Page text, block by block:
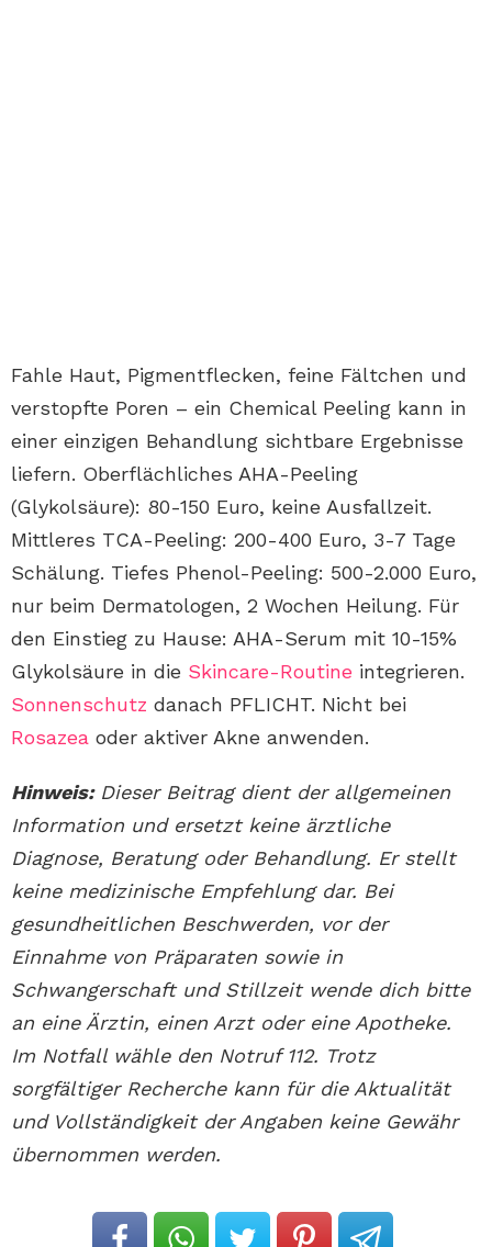
Fahle Haut, Pigmentflecken, feine Fältchen und
verstopfte Poren – ein Chemical Peeling kann in
einer einzigen Behandlung sichtbare Ergebnisse
liefern. Oberflächliches AHA-Peeling
(Glykolsäure): 80-150 Euro, keine Ausfallzeit.
Mittleres TCA-Peeling: 200-400 Euro, 3-7 Tage
Schälung. Tiefes Phenol-Peeling: 500-2.000 Euro,
nur beim Dermatologen, 2 Wochen Heilung. Für
den Einstieg zu Hause: AHA-Serum mit 10-15%
Glykolsäure in die Skincare-Routine integrieren.
Sonnenschutz danach PFLICHT. Nicht bei
Rosazea oder aktiver Akne anwenden.
Hinweis:Dieser Beitrag dient der allgemeinen
Information und ersetzt keine ärztliche
Diagnose, Beratung oder Behandlung. Er stellt
keine medizinische Empfehlung dar. Bei
gesundheitlichen Beschwerden, vor der
Einnahme von Präparaten sowie in
Schwangerschaft und Stillzeit wende dich bitte
an eine Ärztin, einen Arzt oder eine Apotheke.
Im Notfall wähle den Notruf 112. Trotz
sorgfältiger Recherche kann für die Aktualität
und Vollständigkeit der Angaben keine Gewähr
übernommen werden.